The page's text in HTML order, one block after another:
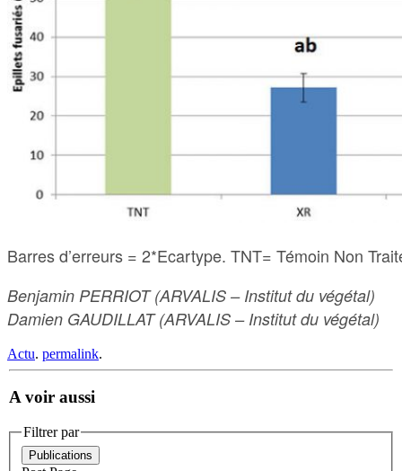
Barres d’erreurs = 2*Ecartype. TNT= Témoin Non
Benjamin PERRIOT (ARVALIS – Institut du végétal)
Damien GAUDILLAT (ARVALIS – Institut du végétal)
Actu. permalink.
A voir aussi
Filtrer par
Publications